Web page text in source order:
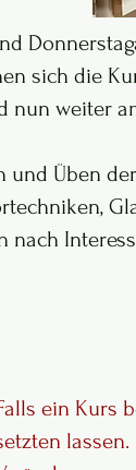
sich die
nun weiter
Üben
nach
ein Kurs